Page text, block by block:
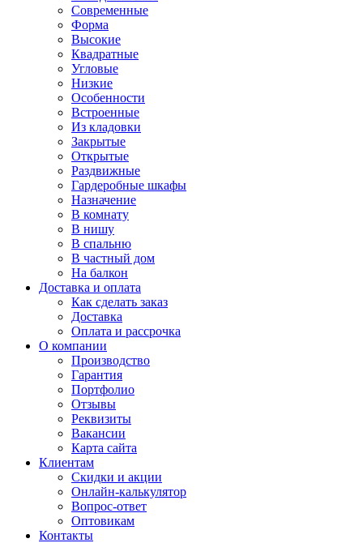
Современные
Форма
Высокие
Квадратные
Угловые
Низкие
Особенности
Встроенные
Из кладовки
Закрытые
Открытые
Раздвижные
Гардеробные шкафы
Назначение
В комнату
В нишу
В спальню
В частный дом
На балкон
Доставка и оплата
Как сделать заказ
Доставка
Оплата и рассрочка
О компании
Производство
Гарантия
Портфолио
Отзывы
Реквизиты
Вакансии
Карта сайта
Клиентам
Скидки и акции
Онлайн-калькулятор
Вопрос-ответ
Оптовикам
Контакты